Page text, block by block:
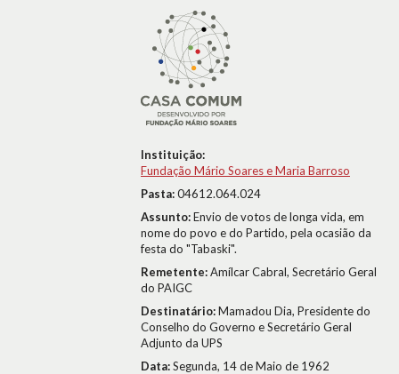
Instituição:
Fundação Mário Soares e Maria Barroso
Pasta:04612.064.024
Assunto:Envio de votos de longa vida, em
nome do povo e do Partido, pela ocasião da
festa do "Tabaski".
Remetente:Amílcar Cabral, Secretário Geral
do PAIGC
Destinatário:Mamadou Dia, Presidente do
Conselho do Governo e Secretário Geral
Adjunto da UPS
Data:Segunda, 14 de Maio de 1962